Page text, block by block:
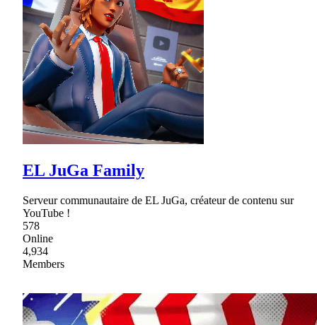
EL JuGa Family
Serveur communautaire de EL JuGa, créateur de contenu sur
YouTube !
578
Online
4,934
Members